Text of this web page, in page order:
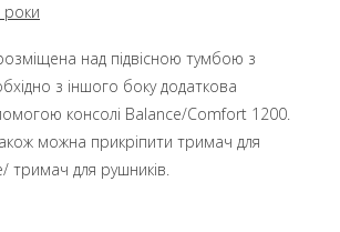
роки
над підвісною тумбою з
з іншого боку додаткова
консолі Balance/Comfort 1200.
можна прикріпити тримач для
тримач для рушників.